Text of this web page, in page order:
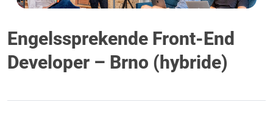
Engelssprekende Front-End
Developer – Brno (hybride)